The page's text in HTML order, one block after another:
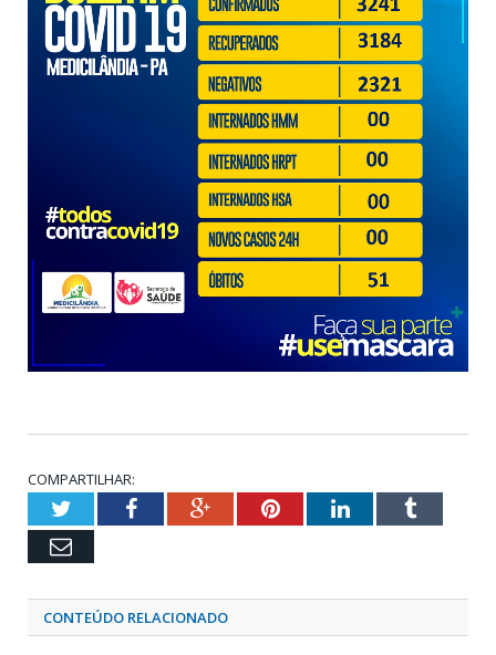
COMPARTILHAR:
TwitterFacebookGoogle+PinterestLinkedInTumblr
Email
CONTEÚDO RELACIONADO